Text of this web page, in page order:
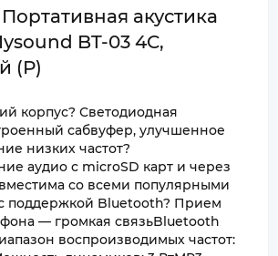
акустика
BT-03 4C,
(Р)
корпус? Светодиодная
сабвуфер, улучшенное
низких частот?
аудио с microSD карт и через
со всеми популярными
поддержкой Bluetooth? Прием
— громкая связьBluetooth
воспроизводимых частот: